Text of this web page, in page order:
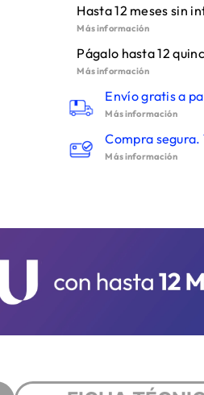
Hasta 12 meses sin
Más información
Págalo hasta 12
Más información
Envío gratis a
Más información
Compra
Más información